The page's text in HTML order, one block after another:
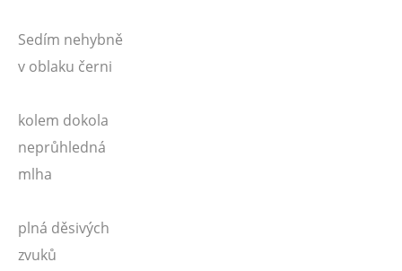
Sedím nehybně
v oblaku černi
kolem dokola
neprůhledná
mlha
plná děsivých
zvuků